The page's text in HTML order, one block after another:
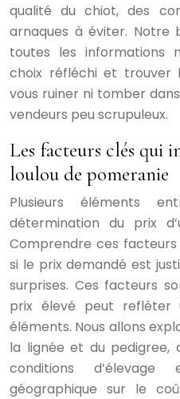
qualité du chiot, des
arnaques à éviter.
toutes les informations
choix réfléchi et trouver
vous ruiner ni tomber
vendeurs peu scrupuleux.
Les facteurs clés qui
loulou de pomeranie
Plusieurs éléments
détermination du prix
Comprendre ces
si le prix demandé est
surprises. Ces facteurs
prix élevé peut refléter
éléments. Nous allons
la lignée et du pedigree,
conditions
géographique sur le